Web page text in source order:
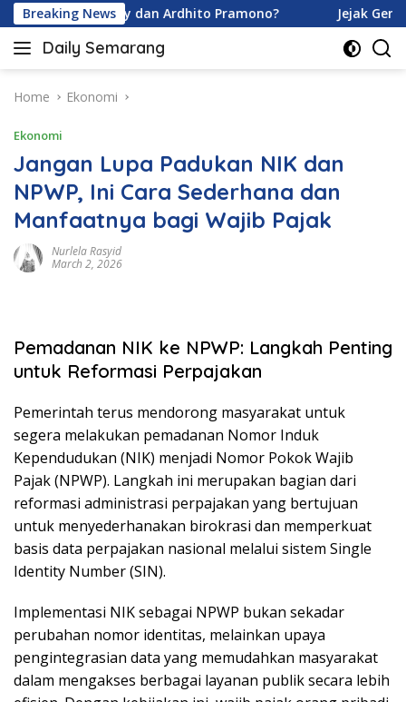
Skip
to
content
Breaking News
Karamoy dan Ardhito Pramono? Jejak Gen
Daily Semarang
"Semarang
Ini:
Terkini
untuk
Anda"
Home Ekonomi
Ekonomi
Jangan Lupa Padukan NIK dan
NPWP, Ini Cara Sederhana dan
Manfaatnya bagi Wajib Pajak
Nurlela Rasyid
March 2, 2026
Pemadanan NIK ke NPWP: Langkah Penting
untuk Reformasi Perpajakan
Pemerintah terus mendorong masyarakat untuk
segera melakukan pemadanan Nomor Induk
Kependudukan (NIK) menjadi Nomor Pokok Wajib
Pajak (NPWP). Langkah ini merupakan bagian dari
reformasi administrasi perpajakan yang bertujuan
untuk menyederhanakan birokrasi dan memperkuat
basis data perpajakan nasional melalui sistem Single
Identity Number (SIN).
Implementasi NIK sebagai NPWP bukan sekadar
perubahan nomor identitas, melainkan upaya
pengintegrasian data yang memudahkan masyarakat
dalam mengakses berbagai layanan publik secara lebih